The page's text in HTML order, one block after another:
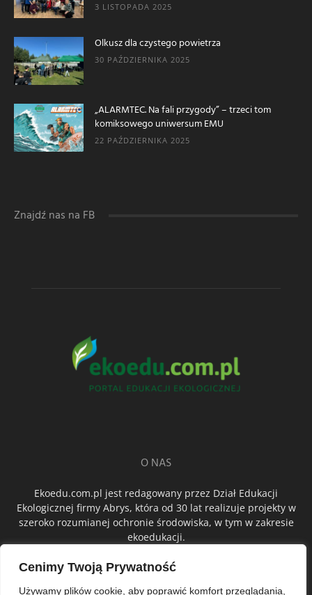
Cenimy Twoją Prywatność
Używamy plików cookie, aby poprawić komfort przeglądania,
3 LISTOPADA 2025
Olkusz dla czystego powietrza
30 PAŹDZIERNIKA 2025
„ALARMTEC. Na fali przygody” – trzeci tom
komiksowego uniwersum EMU
22 PAŹDZIERNIKA 2025
Znajdź nas na FB
O NAS
Ekoedu.com.pl jest redagowany przez Dział Edukacji
Ekologicznej firmy Abrys, która od 30 lat realizuje projekty w
szeroko rozumianej ochronie środowiska, w tym w zakresie
ekoedukacji.
ŚLEDŹ NAS